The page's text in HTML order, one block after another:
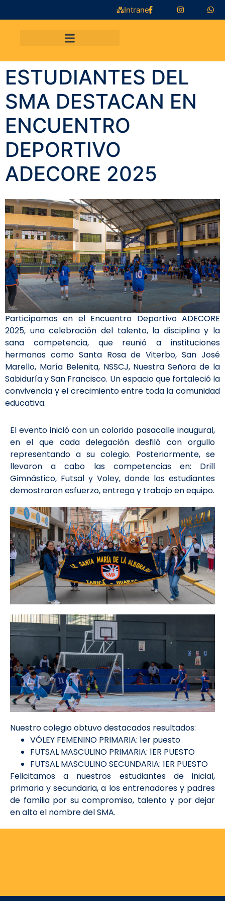
Intranet
ESTUDIANTES DEL
SMA DESTACAN EN
ENCUENTRO
DEPORTIVO
ADECORE 2025
Participamos en el Encuentro Deportivo ADECORE
2025, una celebración del talento, la disciplina y la
sana competencia, que reunió a instituciones
hermanas como Santa Rosa de Viterbo, San José
Marello, María Belenita, NSSCJ, Nuestra Señora de la
Sabiduría y San Francisco. Un espacio que fortaleció la
convivencia y el crecimiento entre toda la comunidad
educativa.
El evento inició con un colorido pasacalle inaugural,
en el que cada delegación desfiló con orgullo
representando a su colegio. Posteriormente, se
llevaron a cabo las competencias en: Drill
Gimnástico, Futsal y Voley, donde los estudiantes
demostraron esfuerzo, entrega y trabajo en equipo.
Nuestro colegio obtuvo destacados resultados:
VÓLEY FEMENINO PRIMARIA: 1er puesto
FUTSAL MASCULINO PRIMARIA: 1ER PUESTO
FUTSAL MASCULINO SECUNDARIA: 1ER PUESTO
Felicitamos a nuestros estudiantes de inicial,
primaria y secundaria, a los entrenadores y padres
de familia por su compromiso, talento y por dejar
en alto el nombre del SMA.